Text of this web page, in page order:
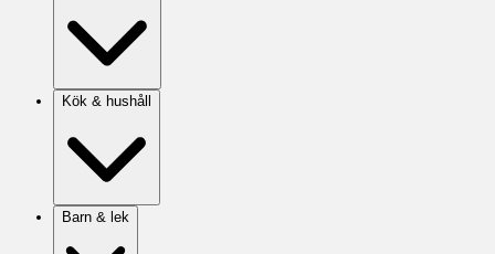
Kök & hushåll
Barn & lek